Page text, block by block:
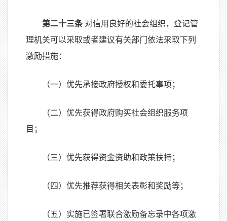
第二十三条对信用良好的社会组织，登记管
理机关可以采取或者建议有关部门依法采取下列
激励措施：
（一）优先承接政府授权和委托事项；
（二）优先获得政府购买社会组织服务项
目；
（三）优先获得资金资助和政策扶持；
（四）优先推荐获得相关表彰和奖励等；
（五）实施已签署联合激励备忘录中各项激